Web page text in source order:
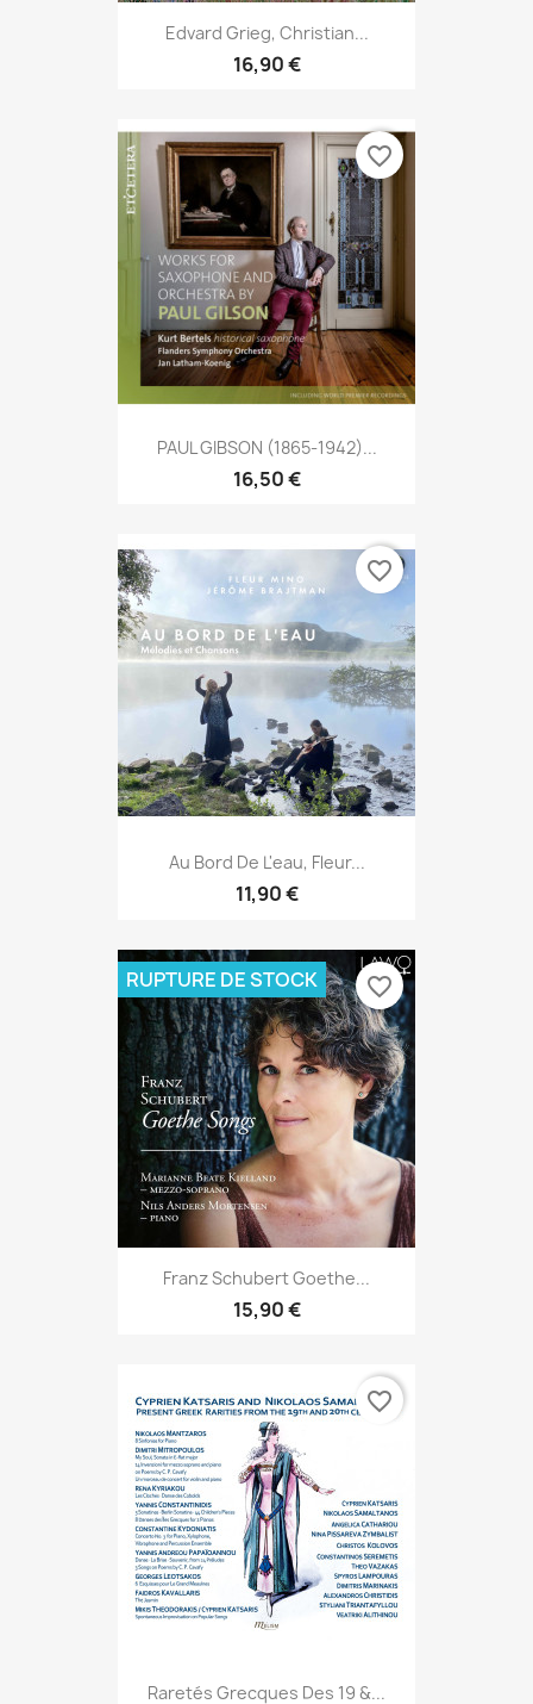
Edvard Grieg, Christian...
16,90 €
PAUL GIBSON (1865-1942)...
16,50 €
favorite_border
Au Bord De L'eau, Fleur...
11,90 €
favorite_border
Franz Schubert Goethe...
15,90 €
RUPTURE DE STOCK favorite_border
Raretés Grecques Des 19 &...
favorite_border